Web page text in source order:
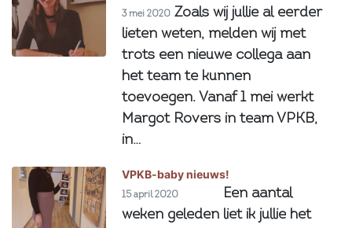
3 mei 2020 Zoals wij jullie al eerder
lieten weten, melden wij met
trots een nieuwe collega aan
het team te kunnen
toevoegen. Vanaf 1 mei werkt
Margot Rovers in team VPKB,
in…
VPKB-baby nieuws!
15 april 2020
⠀⠀⠀⠀Een aantal
weken geleden liet ik jullie het